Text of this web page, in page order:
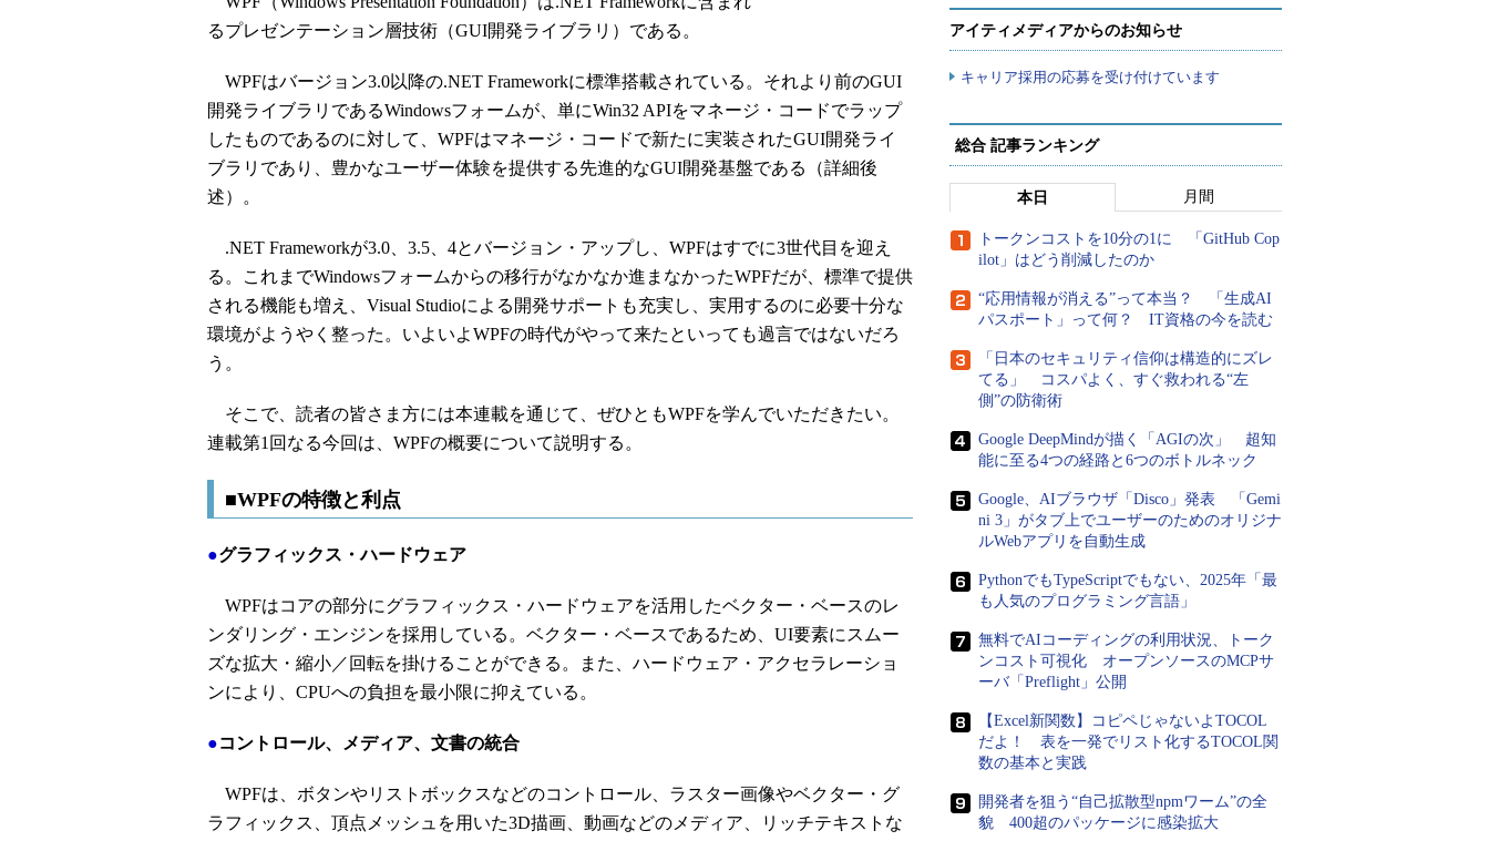
るプレゼンテーション層技術（GUI開発ライブラリ）である。
WPFはバージョン3.0以降の.NET Frameworkに標準搭載されている。それより前のGUI
開発ライブラリであるWindowsフォームが、単にWin32 APIをマネージ・コードでラップ
したものであるのに対して、WPFはマネージ・コードで新たに実装されたGUI開発ライ
ブラリであり、豊かなユーザー体験を提供する先進的なGUI開発基盤である（詳細後
述）。
.NET Frameworkが3.0、3.5、4とバージョン・アップし、WPFはすでに3世代目を迎え
る。これまでWindowsフォームからの移行がなかなか進まなかったWPFだが、標準で提供
される機能も増え、Visual Studioによる開発サポートも充実し、実用するのに必要十分な
環境がようやく整った。いよいよWPFの時代がやって来たといっても過言ではないだろ
う。
そこで、読者の皆さま方には本連載を通じて、ぜひともWPFを学んでいただきたい。
連載第1回なる今回は、WPFの概要について説明する。
■WPFの特徴と利点
●グラフィックス・ハードウェア
WPFはコアの部分にグラフィックス・ハードウェアを活用したベクター・ベースのレ
ンダリング・エンジンを採用している。ベクター・ベースであるため、UI要素にスムー
ズな拡大・縮小／回転を掛けることができる。また、ハードウェア・アクセラレーショ
ンにより、CPUへの負担を最小限に抑えている。
●コントロール、メディア、文書の統合
WPFは、ボタンやリストボックスなどのコントロール、ラスター画像やベクター・グ
ラフィックス、頂点メッシュを用いた3D描画、動画などのメディア、リッチテキストな
アイティメディアからのお知らせ
キャリア採用の応募を受け付けています
総合 記事ランキング
本日 月間
トークンコストを10分の1に 「GitHub Cop
ilot」はどう削減したのか
“応用情報が消える”って本当？ 「生成AI
パスポート」って何？ IT資格の今を読む
「日本のセキュリティ信仰は構造的にズレ
てる」 コスパよく、すぐ救われる“左
側”の防衛術
Google DeepMindが描く「AGIの次」 超知
能に至る4つの経路と6つのボトルネック
Google、AIブラウザ「Disco」発表 「Gemi
ni 3」がタブ上でユーザーのためのオリジナ
ルWebアプリを自動生成
PythonでもTypeScriptでもない、2025年「最
も人気のプログラミング言語」
無料でAIコーディングの利用状況、トーク
ンコスト可視化 オープンソースのMCPサ
ーバ「Preflight」公開
【Excel新関数】コピペじゃないよTOCOL
だよ！ 表を一発でリスト化するTOCOL関
数の基本と実践
開発者を狙う“自己拡散型npmワーム”の全
貌 400超のパッケージに感染拡大